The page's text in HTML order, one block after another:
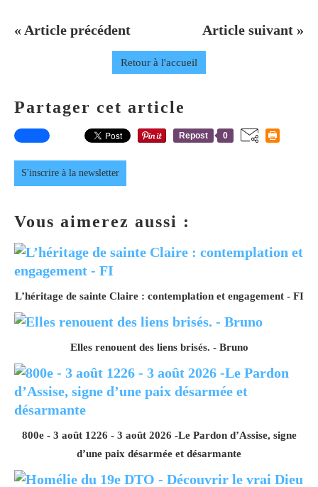
« Article précédent Article suivant »
Retour à l'accueil
Partager cet article
Repost 0
S'inscrire à la newsletter
Vous aimerez aussi :
L’héritage de sainte Claire : contemplation et engagement - FI
Elles renouent des liens brisés. - Bruno
800e - 3 août 1226 - 3 août 2026 -Le Pardon d’Assise, signe
d’une paix désarmée et désarmante